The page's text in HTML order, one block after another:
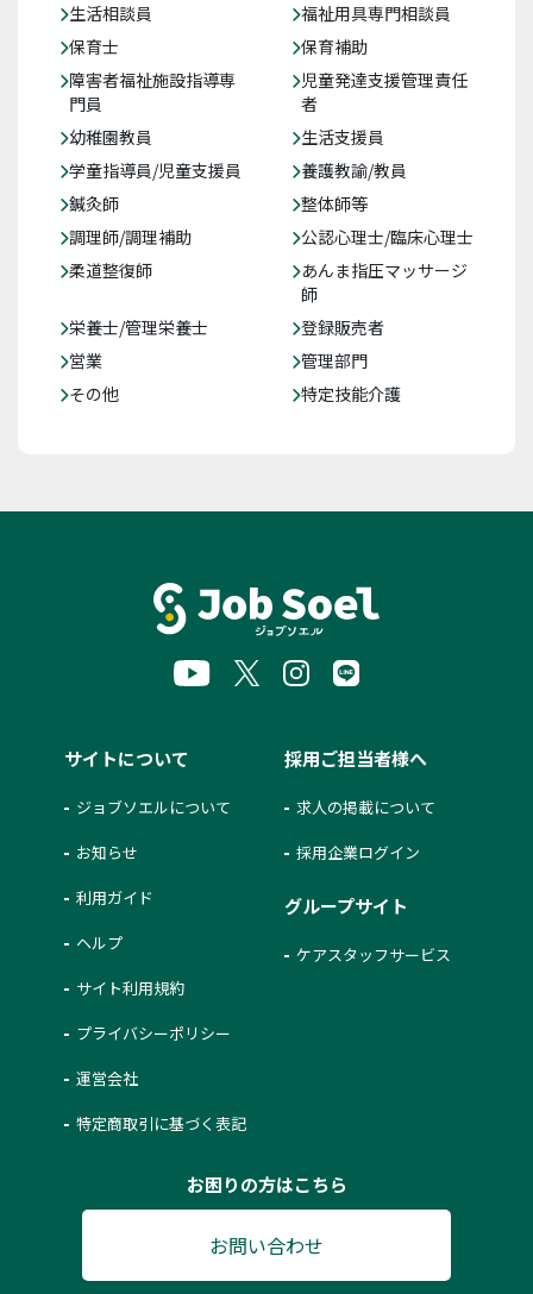
生活相談員
福祉用具専門相談員
保育士
保育補助
障害者福祉施設指導専
門員
児童発達支援管理責任
者
幼稚園教員
生活支援員
学童指導員/児童支援員
養護教諭/教員
鍼灸師
整体師等
調理師/調理補助
公認心理士/臨床心理士
柔道整復師
あんま指圧マッサージ
師
栄養士/管理栄養士
登録販売者
営業
管理部門
その他
特定技能介護
サイトについて
ジョブソエルについて
お知らせ
利用ガイド
ヘルプ
サイト利用規約
プライバシーポリシー
運営会社
特定商取引に基づく表記
採用ご担当者様へ
求人の掲載について
採用企業ログイン
グループサイト
ケアスタッフサービス
お困りの方はこちら
お問い合わせ